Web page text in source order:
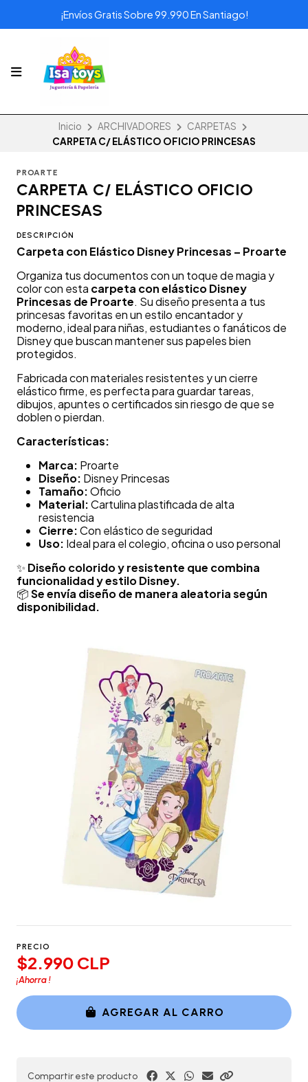
¡Envíos Gratis Sobre 99.990 En Santiago!
Inicio ARCHIVADORES
CARPETAS
CARPETA C/ ELÁSTICO OFICIO PRINCESAS
PROARTE
CARPETA C/ ELÁSTICO OFICIO
PRINCESAS
DESCRIPCIÓN
Carpeta con Elástico Disney Princesas – Proarte
Organiza tus documentos con un toque de magia y
color con esta carpeta con elástico Disney
Princesas de Proarte. Su diseño presenta a tus
princesas favoritas en un estilo encantador y
moderno, ideal para niñas, estudiantes o fanáticos de
Disney que buscan mantener sus papeles bien
protegidos.
Fabricada con materiales resistentes y un cierre
elástico firme, es perfecta para guardar tareas,
dibujos, apuntes o certificados sin riesgo de que se
doblen o pierdan.
Características:
Marca: Proarte
Diseño: Disney Princesas
Tamaño:Oficio
Material:Cartulina plastificada de alta
resistencia
Cierre:Con elástico de seguridad
Uso: Ideal para el colegio, oficina o uso personal
✨ Diseño colorido y resistente que combina
funcionalidad y estilo Disney.
📦Se envía diseño de manera aleatoria según
disponibilidad.
PRECIO
$2.990 CLP
¡Ahorra!
AGREGAR AL CARRO
Compartir este producto